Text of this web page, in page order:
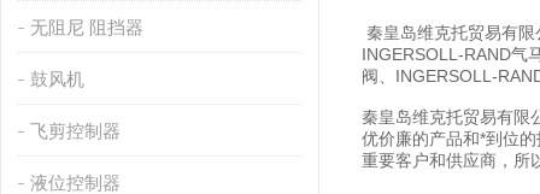
无阻尼 阻挡器
鼓风机
飞剪控制器
液位控制器
秦皇岛维克托贸易有限
INGERSOLL-RAND气
阀、INGERSOLL-
秦皇岛维克托贸易有限
优价廉的产品和*到位
重要客户和供应商，所